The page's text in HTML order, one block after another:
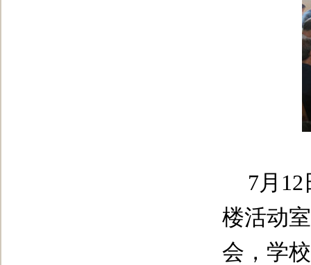
7月 12
楼活动
会，学